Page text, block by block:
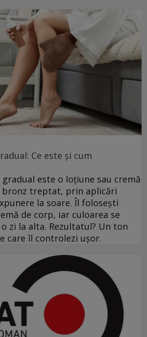
Ce este și cum
este o loțiune sau cremă
bronz treptat, prin aplicări
la soare. Îl folosești
de corp, iar culoarea se
zi la alta. Rezultatul? Un ton
care îl controlezi ușor.